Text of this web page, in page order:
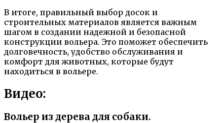
В итоге, правильный выбор досок и
строительных материалов является важным
шагом в создании надежной и безопасной
конструкции вольера. Это поможет обеспечить
долговечность, удобство обслуживания и
комфорт для животных, которые будут
находиться в вольере.
Видео:
Вольер из дерева для собаки.